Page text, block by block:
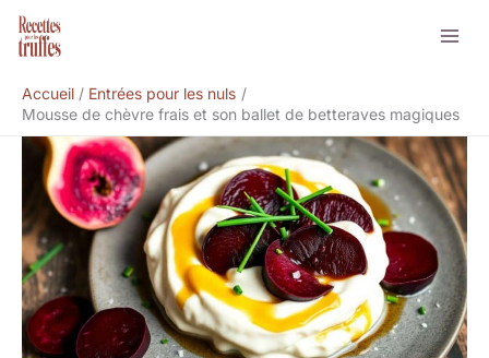
Aller
Accueil
Entrées pour les nuls
Mousse de chèvre frais et son ballet de betteraves magiques
Rechercher